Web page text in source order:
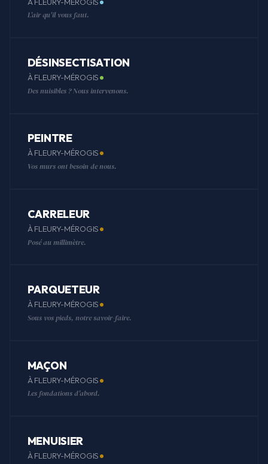
L'air qu'il vous faut.
DÉSINSECTISATION
À FLEURY-MÉROGIS
Des nuisibles ? Nous intervenons.
PEINTRE
À FLEURY-MÉROGIS
Vos murs ont besoin de nous.
CARRELEUR
À FLEURY-MÉROGIS
Posé au millimètre.
PARQUETEUR
À FLEURY-MÉROGIS
Sous vos pieds, notre savoir-faire.
MAÇON
À FLEURY-MÉROGIS
Les fondations d'abord.
MENUISIER
À FLEURY-MÉROGIS